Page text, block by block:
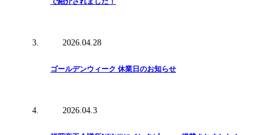
2026.04.28
ゴールデンウィーク 休業日のお知らせ
2026.04.3